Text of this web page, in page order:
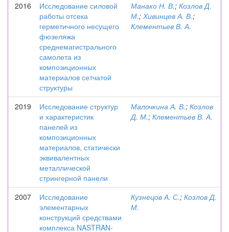
2016
Исследование силовой
работы отсека
герметичного несущего
фюзеляжа
среднемагистрального
самолета из
композиционных
материалов сетчатой
структуры
Манако Н. В.; Козлов Д.
М.; Хивинцев А. В.;
Клементьев В. А.
2019
Исследование структур
и характеристик
панелей из
композиционных
материалов, статически
эквивалентных
металлической
стрингерной панели
Малочкина А. В.; Козлов
Д. М.; Клементьев В. А.
2007
Исследование
элементарных
конструкций средствами
комплекса NASTRAN-
Кузнецов А. С.; Козлов Д.
М.